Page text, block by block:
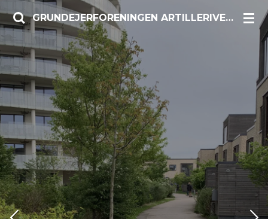
Spring
til
hovedindhold
GRUNDEJERFORENINGEN ARTILLERIVEJ SYD